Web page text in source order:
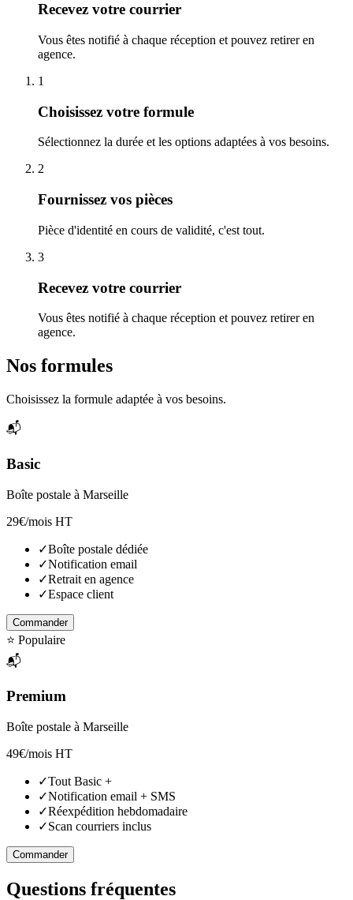
Recevez votre courrier
Vous êtes notifié à chaque réception et pouvez retirer en
agence.
1
Choisissez votre formule
Sélectionnez la durée et les options adaptées à vos besoins.
2
Fournissez vos pièces
Pièce d'identité en cours de validité, c'est tout.
3
Recevez votre courrier
Vous êtes notifié à chaque réception et pouvez retirer en
agence.
Nos formules
Choisissez la formule adaptée à vos besoins.
📬
Basic
Boîte postale à Marseille
29€/mois HT
✓Boîte postale dédiée
✓Notification email
✓Retrait en agence
✓Espace client
Commander
⭐ Populaire
📬
Premium
Boîte postale à Marseille
49€/mois HT
✓Tout Basic +
✓Notification email + SMS
✓Réexpédition hebdomadaire
✓Scan courriers inclus
Commander
Questions fréquentes